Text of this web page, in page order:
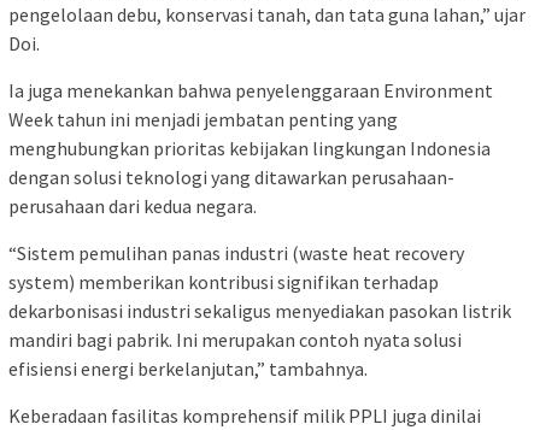
pengelolaan debu, konservasi tanah, dan tata guna lahan,” ujar
Doi.
Ia juga menekankan bahwa penyelenggaraan Environment
Week tahun ini menjadi jembatan penting yang
menghubungkan prioritas kebijakan lingkungan Indonesia
dengan solusi teknologi yang ditawarkan perusahaan-
perusahaan dari kedua negara.
“Sistem pemulihan panas industri (waste heat recovery
system) memberikan kontribusi signifikan terhadap
dekarbonisasi industri sekaligus menyediakan pasokan listrik
mandiri bagi pabrik. Ini merupakan contoh nyata solusi
efisiensi energi berkelanjutan,” tambahnya.
Keberadaan fasilitas komprehensif milik PPLI juga dinilai